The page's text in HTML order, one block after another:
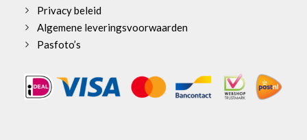
Privacy beleid
Algemene leveringsvoorwaarden
Pasfoto’s